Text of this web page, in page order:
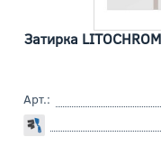
Затирка
Арт.: